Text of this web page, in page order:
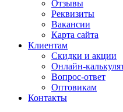
Отзывы
Реквизиты
Вакансии
Карта сайта
Клиентам
Скидки и акции
Онлайн-
Вопрос-ответ
Оптовикам
Контакты